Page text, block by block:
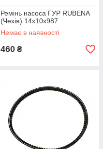
Ремінь насоса ГУР RUBENA
(Чехія) 14x10x987
Немає в наявності
460 ₴